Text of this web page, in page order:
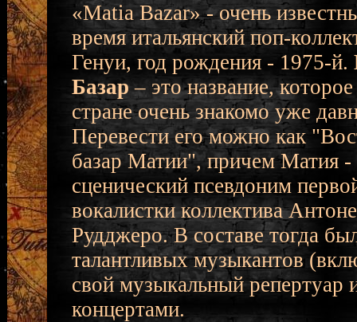
«Matia Bazar» - очень
время итальянский поп-
Генуи, год рождения - 1975-й.
Базар– это название,
стране очень знакомо уже
Перевести его можно как
базар Матии", причем Матия -
сценический псевдоним
вокалистки коллектива
Рудджеро. В составе тогда
талантливых музыкантов
свой музыкальный репертуар
концертами.